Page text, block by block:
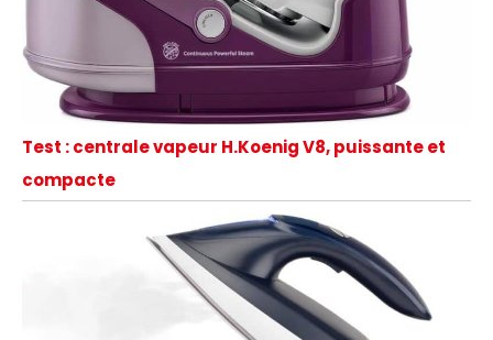
Test : centrale vapeur H.Koenig V8, puissante et
compacte